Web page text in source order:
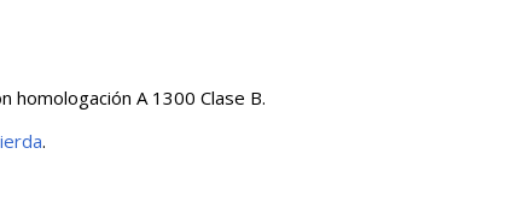
homologación A 1300 Clase B.
.